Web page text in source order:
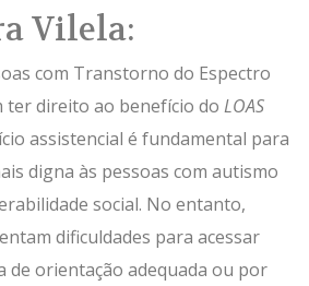
Vilela:
com Transtorno do Espectro
ter direito ao benefício do LOAS
assistencial é fundamental para
digna às pessoas com autismo
social. No entanto,
dificuldades para acessar
de orientação adequada ou por